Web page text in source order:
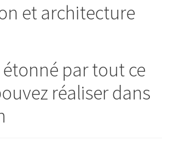
et architecture
étonné par tout ce
réaliser dans